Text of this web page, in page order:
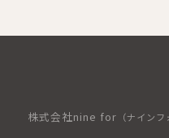
株式会社nine for （ナインフ